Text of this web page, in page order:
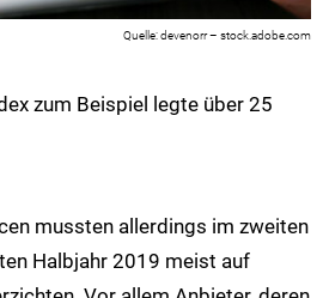
devenorr – stock.adobe.com
zum Beispiel legte über 25
mussten allerdings im zweiten
Halbjahr 2019 meist auf